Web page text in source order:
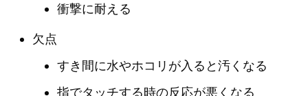
衝撃に耐える
欠点
すき間に水やホコリが入ると汚くなる
指でタッチする時の反応が悪くなる